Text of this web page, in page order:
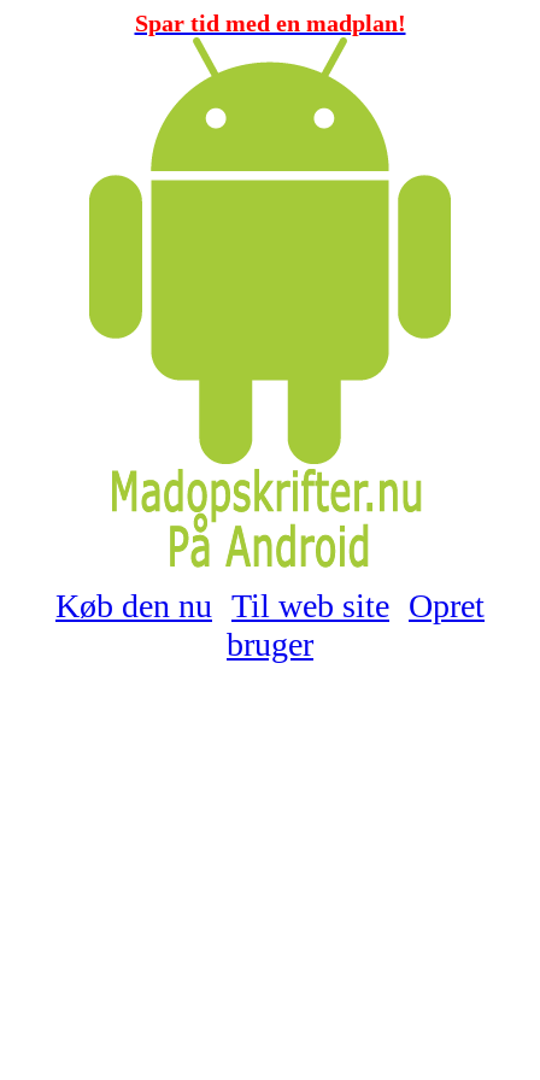
Spar tid med en madplan!
Køb den nu Til web site Opret
bruger